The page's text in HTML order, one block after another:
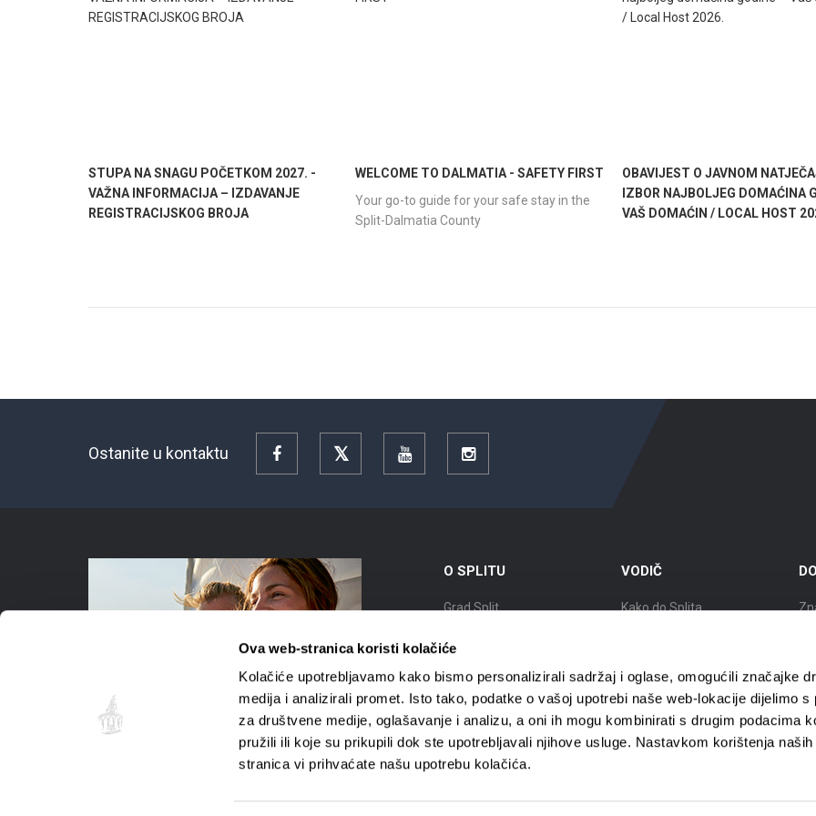
Ova web-stranica koristi kolačiće
Kolačiće upotrebljavamo kako bismo personalizirali sadržaj i oglase, omogućili značajke
medija i analizirali promet. Isto tako, podatke o vašoj upotrebi naše web-lokacije dijelimo s
za društvene medije, oglašavanje i analizu, a oni ih mogu kombinirati s drugim podacima
pružili ili koje su prikupili dok ste upotrebljavali njihove usluge. Nastavkom korištenja
stranica vi prihvaćate našu upotrebu kolačića.
STUPA NA SNAGU POČETKOM 2027. -
VAŽNA INFORMACIJA – IZDAVANJE
REGISTRACIJSKOG BROJA
WELCOME TO DALMATIA - SAFETY FIRST
Your go-to guide for your safe stay in the
Split-Dalmatia County
OBAVIJEST O JAVNOM
IZBOR NAJBOLJEG DOMAĆINA
VAŠ DOMAĆIN / LOCAL HOST
Ostanite u kontaktu Facebook YouTube Instagram
O SPLITU
Grad Split
Položaj
Kratka povijest
Znameniti Splićani
Interaktivna karta Splita
VODIČ
Kako do Splita
Mobilnost
Turističke agencije
Turistički vodiči